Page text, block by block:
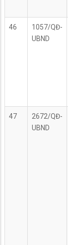
46
1057/QĐ-
UBND
47
2672/QĐ-
UBND